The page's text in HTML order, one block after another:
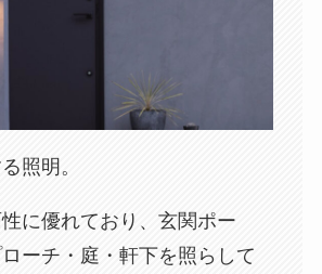
照明。
に優れており、玄関ポー
ーチ・庭・軒下を照らして